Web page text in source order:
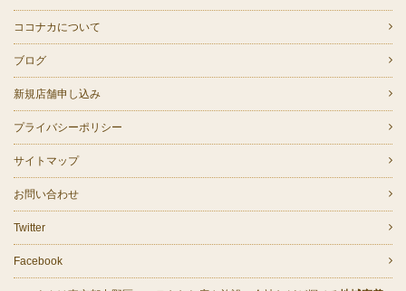
ココナカについて
ブログ
新規店舗申し込み
プライバシーポリシー
サイトマップ
お問い合わせ
Twitter
Facebook